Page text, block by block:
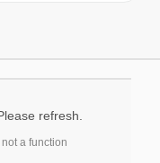
refresh.
a function